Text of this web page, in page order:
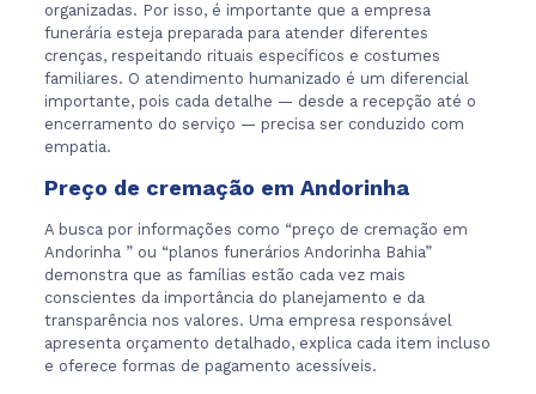
organizadas. Por isso, é importante que a empresa
funerária esteja preparada para atender diferentes
crenças, respeitando rituais específicos e costumes
familiares. O atendimento humanizado é um diferencial
importante, pois cada detalhe — desde a recepção até o
encerramento do serviço — precisa ser conduzido com
empatia.
Preço de cremação em Andorinha
A busca por informações como “preço de cremação em
Andorinha ” ou “planos funerários Andorinha Bahia”
demonstra que as famílias estão cada vez mais
conscientes da importância do planejamento e da
transparência nos valores. Uma empresa responsável
apresenta orçamento detalhado, explica cada item incluso
e oferece formas de pagamento acessíveis.